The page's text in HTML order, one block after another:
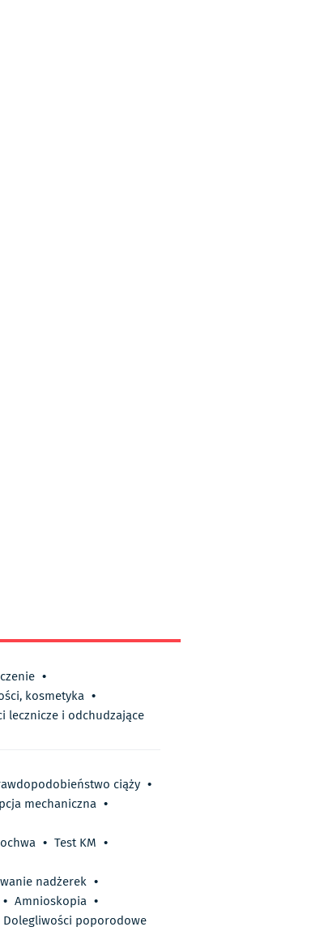
•
kosmetyka •
lecznicze i odchudzające
ciąży •
mechaniczna •
• Test KM •
nadżerek •
• Amnioskopia •
Dolegliwości poporodowe